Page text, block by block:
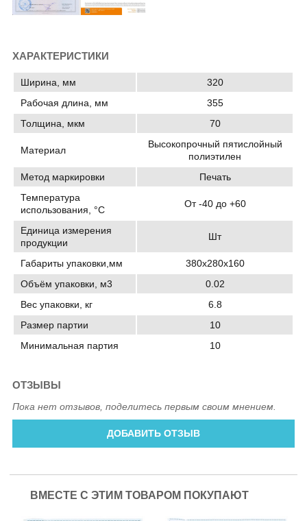
ХАРАКТЕРИСТИКИ
Ширина, мм
320
Рабочая длина, мм
355
Толщина, мкм
70
Материал
Высокопрочный пятислойный
полиэтилен
Метод маркировки
Печать
Температура
использования, °C
От -40 до +60
Единица измерения
продукции
Шт
Габариты упаковки,мм
380х280х160
Объём упаковки, м3
0.02
Вес упаковки, кг
6.8
Размер партии
10
Минимальная партия
10
ОТЗЫВЫ
Пока нет отзывов, поделитесь первым своим мнением.
ДОБАВИТЬ ОТЗЫВ
ВМЕСТЕ С ЭТИМ ТОВАРОМ ПОКУПАЮТ